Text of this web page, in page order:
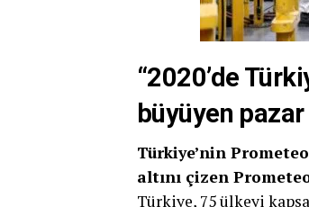
“2020’de
büyüyen pazar
Türkiye’nin
altını çizen
Türkiye, 75 ülkeyi